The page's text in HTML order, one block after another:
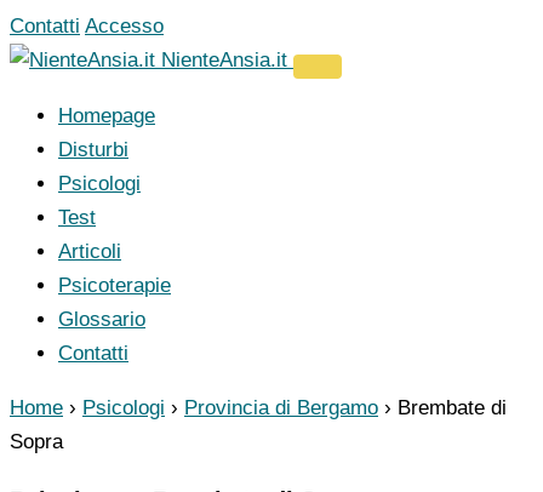
Vai
al
Contatti Accesso
NienteAnsia.it
Homepage
Disturbi
Psicologi
Test
Articoli
Psicoterapie
Glossario
Contatti
Home › Psicologi › Provincia di Bergamo › Brembate di
Sopra